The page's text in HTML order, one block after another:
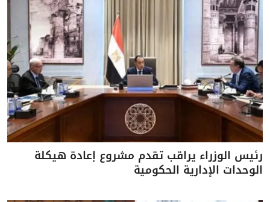
رئيس الوزراء يراقب تقدم مشروع إعادة هيكلة
الوحدات الإدارية الحكومية